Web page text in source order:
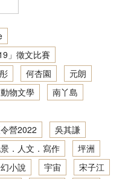
」徵文比賽
何杏園
元朗
動物文學
南丫島
營2022
吳其謙
．人文．寫作
坪洲
小說 宇宙
宋子江